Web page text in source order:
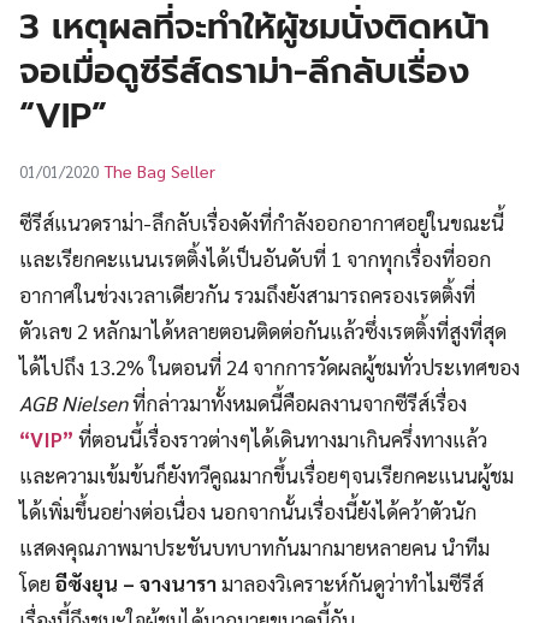
3 เหตุผลที่จะทำให้ผู้ชมนั่งติดหน้า
จอเมื่อดูซีรีส์ดราม่า-ลึกลับเรื่อง
“VIP”
01/01/2020 The Bag Seller
ซีรีส์แนวดราม่า-ลึกลับเรื่องดังที่กำลังออกอากาศอยู่ในขณะนี้
และเรียกคะแนนเรตติ้งได้เป็นอันดับที่ 1 จากทุกเรื่องที่ออก
อากาศในช่วงเวลาเดียวกัน รวมถึงยังสามารถครองเรตติ้งที่
ตัวเลข 2 หลักมาได้หลายตอนติดต่อกันแล้วซึ่งเรตติ้งที่สูงที่สุด
ได้ไปถึง 13.2% ในตอนที่ 24 จากการวัดผลผู้ชมทั่วประเทศของ
AGB Nielsenที่กล่าวมาทั้งหมดนี้คือผลงานจากซีรีส์เรื่อง
“VIP” ที่ตอนนี้เรื่องราวต่างๆได้เดินทางมาเกินครึ่งทางแล้ว
และความเข้มข้นก็ยังทวีคูณมากขึ้นเรื่อยๆจนเรียกคะแนนผู้ชม
ได้เพิ่มขึ้นอย่างต่อเนื่อง นอกจากนั้นเรื่องนี้ยังได้คว้าตัวนัก
แสดงคุณภาพมาประชันบทบาทกันมากมายหลายคน นำทีม
โดยอีซังยุน – จางนารามาลองวิเคราะห์กันดูว่าทำไมซีรีส์